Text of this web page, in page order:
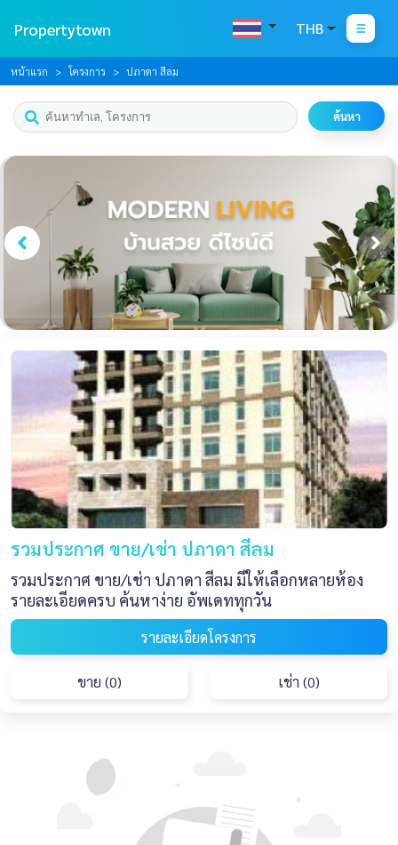
Propertytown THB
หน้าแรก โครงการ ปภาดา สีลม
ค้นหา
รวมประกาศ ขาย/เช่า ปภาดา สีลม
รวมประกาศ ขาย/เช่า ปภาดา สีลม มีให้เลือกหลายห้อง
รายละเอียดครบ ค้นหาง่าย อัพเดททุกวัน
รายละเอียดโครงการ
ขาย (0) เช่า (0)